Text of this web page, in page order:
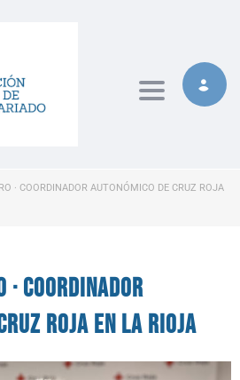
Toggle
· COORDINADOR AUTONÓMICO DE CRUZ ROJA
· Coordinador
Roja en La Rioja